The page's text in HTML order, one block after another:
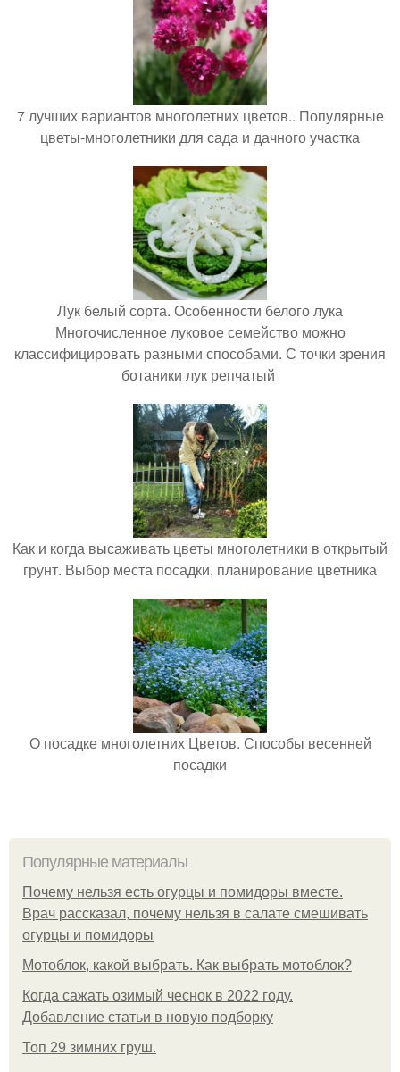
7 лучших вариантов многолетних цветов.. Популярные
цветы-многолетники для сада и дачного участка
Лук белый сорта. Особенности белого лука
Многочисленное луковое семейство можно
классифицировать разными способами. С точки зрения
ботаники лук репчатый
Как и когда высаживать цветы многолетники в открытый
грунт. Выбор места посадки, планирование цветника
О посадке многолетних Цветов. Способы весенней
посадки
Популярные материалы
Почему нельзя есть огурцы и помидоры вместе.
Врач рассказал, почему нельзя в салате смешивать
огурцы и помидоры
Мотоблок, какой выбрать. Как выбрать мотоблок?
Когда сажать озимый чеснок в 2022 году.
Добавление статьи в новую подборку
Топ 29 зимних груш.